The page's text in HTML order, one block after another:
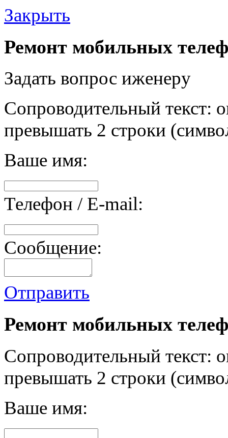
Закрыть
Ремонт мобильных
Задать вопрос иженеру
Сопроводительный текст:
превышать 2 строки
Ваше имя:
Телефон / E-mail:
Сообщение:
Отправить
Ремонт мобильных
Сопроводительный текст:
превышать 2 строки
Ваше имя: